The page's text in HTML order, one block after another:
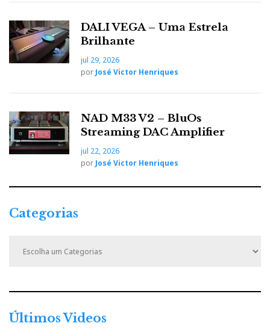
DALI VEGA – Uma Estrela
Brilhante
jul 29, 2026
por José Victor Henriques
NAD M33 V2 – BluOs
Streaming DAC Amplifier
jul 22, 2026
por José Victor Henriques
Categorias
r
i
Últimos Videos